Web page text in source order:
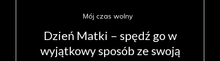
Mój czas wolny
Dzień Matki – spędź go w
wyjątkowy sposób ze swoją